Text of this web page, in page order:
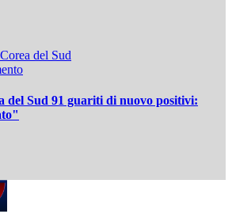
del Sud 91 guariti di nuovo positivi: